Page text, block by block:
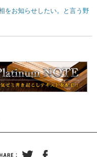
をお知らせしたい。と言う野